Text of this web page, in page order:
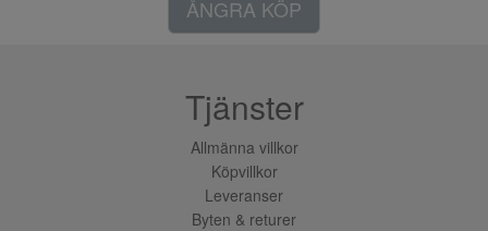
ÅNGRA KÖP
Tjänster
Allmänna villkor
Köpvillkor
Leveranser
Byten & returer